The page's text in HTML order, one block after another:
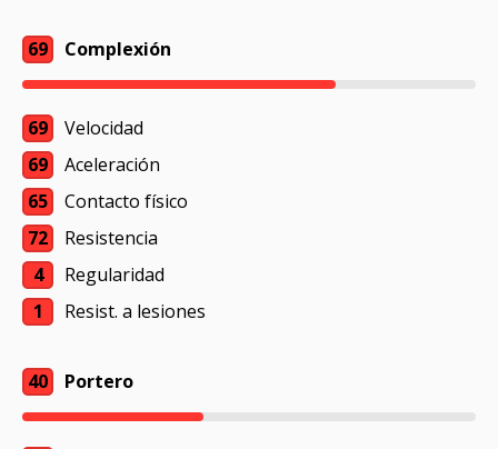
69 Complexión
69
Velocidad
69
Aceleración
65
Contacto físico
72
Resistencia
4
Regularidad
1
Resist. a lesiones
40 Portero